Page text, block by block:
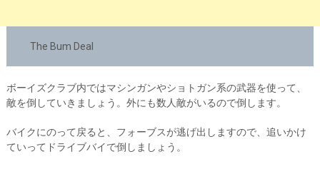
The Bum Deal
ボーイズクラブ内ではマシンガンやショトガン系の武器を使って、
敵を倒していきましょう。外にも数人敵がいるので倒します。
バイクにのって戻ると、フォーブスが逃げ出しますので、追いかけ
ていってドライブバイで倒しましょう。